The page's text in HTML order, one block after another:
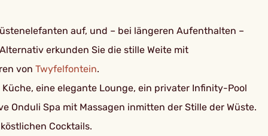
auf, und – bei längeren Aufenthalten –
erkunden Sie die stille Weite mit
von Twyfelfontein.
eine elegante Lounge, ein privater Infinity-Pool
Onduli Spa mit Massagen inmitten der Stille der Wüste.
Cocktails.